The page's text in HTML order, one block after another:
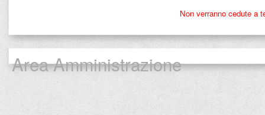
Non verranno cedute a
Area Amministrazione